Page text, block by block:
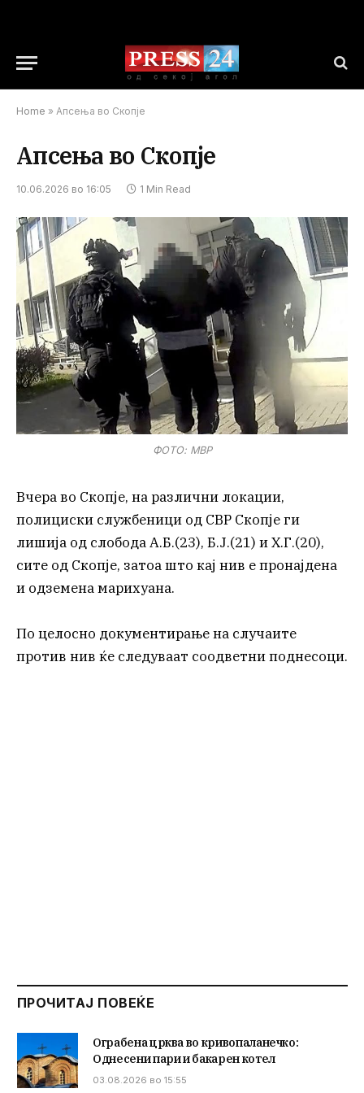
Home » Апсења во Скопје
Апсења во Скопје
10.06.2026 во 16:05 1 Min Read
ФОТО: МВР
Вчера во Скопје, на различни локации,
полициски службеници од СВР Скопје ги
лишија од слобода А.Б.(23), Б.Ј.(21) и Х.Г.(20),
сите од Скопје, затоа што кај нив е пронајдена
и одземена марихуана.
По целосно документирање на случаите
против нив ќе следуваат соодветни поднесоци.
ПРОЧИТАЈ ПОВЕЌЕ
Ограбена црква во кривопаланечко:
Однесени пари и бакарен котел
03.08.2026 во 15:55